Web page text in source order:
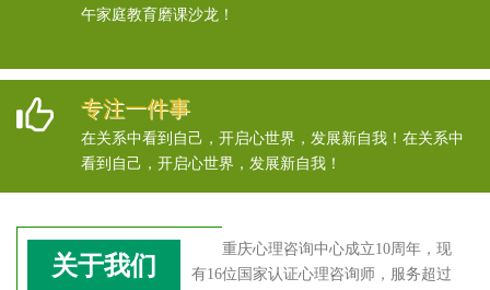
午家庭教育磨课沙龙！
专注一件事
在关系中看到自己，开启心世界，发展新自我！在关系中
看到自己，开启心世界，发展新自我！
关于我们
重庆心理咨询中心成立10周年，现
有16位国家认证心理咨询师，服务超过